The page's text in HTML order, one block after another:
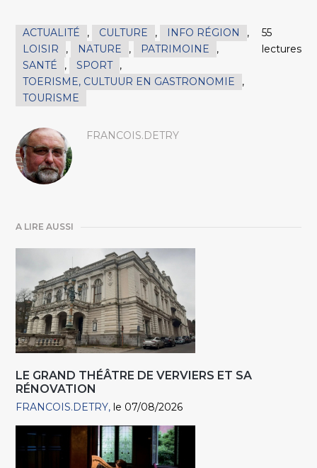
ACTUALITÉ , CULTURE , INFO RÉGION
,
LOISIR
, NATURE , PATRIMOINE
,
SANTÉ
, SPORT ,
TOERISME, CULTUUR EN GASTRONOMIE
,
TOURISME
55
lectures
FRANCOIS.DETRY
A LIRE AUSSI
LE GRAND THÉÂTRE DE VERVIERS ET SA
RÉNOVATION
FRANCOIS.DETRY le 07/08/2026